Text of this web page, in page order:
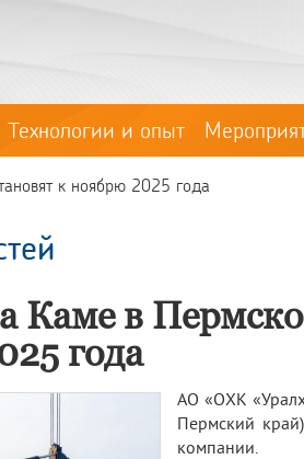
Технологии и опыт
к ноябрю 2025 года
Каме в
года
АО «ОХК
Пермский
компании.